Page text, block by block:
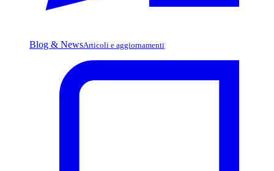
Blog & NewsArticoli e aggiornamenti